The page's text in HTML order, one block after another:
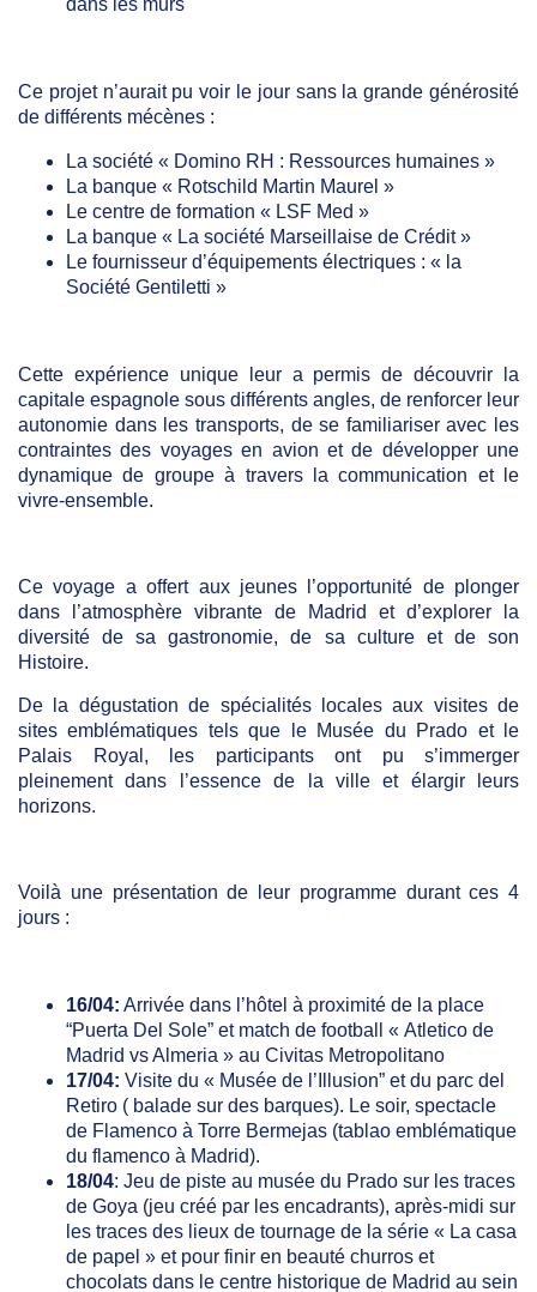
dans les murs
Ce projet n’aurait pu voir le jour sans la grande générosité
de différents mécènes :
La société « Domino RH : Ressources humaines »
La banque « Rotschild Martin Maurel »
Le centre de formation « LSF Med »
La banque « La société Marseillaise de Crédit »
Le fournisseur d’équipements électriques : « la
Société Gentiletti »
Cette expérience unique leur a permis de découvrir la
capitale espagnole sous différents angles, de renforcer leur
autonomie dans les transports, de se familiariser avec les
contraintes des voyages en avion et de développer une
dynamique de groupe à travers la communication et le
vivre-ensemble.
Ce voyage a offert aux jeunes l’opportunité de plonger
dans l’atmosphère vibrante de Madrid et d’explorer la
diversité de sa gastronomie, de sa culture et de son
Histoire.
De la dégustation de spécialités locales aux visites de
sites emblématiques tels que le Musée du Prado et le
Palais Royal, les participants ont pu s’immerger
pleinement dans l’essence de la ville et élargir leurs
horizons.
Voilà une présentation de leur programme durant ces 4
jours :
16/04: Arrivée dans l’hôtel à proximité de la place
“Puerta Del Sole” et match de football « Atletico de
Madrid vs Almeria » au Civitas Metropolitano
17/04: Visite du « Musée de l’Illusion” et du parc del
Retiro ( balade sur des barques). Le soir, spectacle
de Flamenco à Torre Bermejas (tablao emblématique
du flamenco à Madrid).
18/04: Jeu de piste au musée du Prado sur les traces
de Goya (jeu créé par les encadrants), après-midi sur
les traces des lieux de tournage de la série « La casa
de papel » et pour finir en beauté churros et
chocolats dans le centre historique de Madrid au sein